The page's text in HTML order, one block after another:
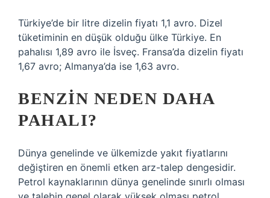
Türkiye’de bir litre dizelin fiyatı 1,1 avro. Dizel
tüketiminin en düşük olduğu ülke Türkiye. En
pahalısı 1,89 avro ile İsveç. Fransa’da dizelin fiyatı
1,67 avro; Almanya’da ise 1,63 avro.
BENZIN NEDEN DAHA
PAHALI?
Dünya genelinde ve ülkemizde yakıt fiyatlarını
değiştiren en önemli etken arz-talep dengesidir.
Petrol kaynaklarının dünya genelinde sınırlı olması